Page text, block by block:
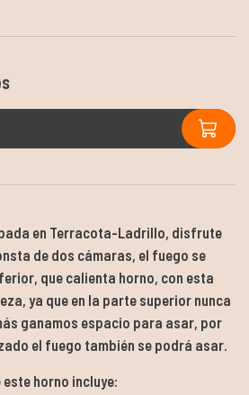
en Terracota-Ladrillo, disfrute
de dos cámaras, el fuego se
que calienta horno, con esta
ya que en la parte superior nunca
ganamos espacio para asar, por
el fuego también se podrá asar.
horno incluye: